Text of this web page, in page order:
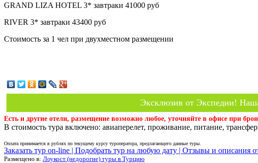
GRAND LIZA HOTEL 3* завтраки 41000 руб
RIVER 3* завтраки 43400 руб
Стоимость за 1 чел при двухместном размещении
Эксклюзив от Экспедии!
Есть и другие отели, размещение возможно любое, уточняйте в офисе при
В стоимость тура включено: авиаперелет, проживание, питание,
Оплата принимается в рублях по текущему курсу туроператора, предлагающего данные туры.
Заказать тур on-line | Подобрать тур на любую дату | Отзывы и описания
Размещено в: Лоукост (недорогие) туры в Турцию